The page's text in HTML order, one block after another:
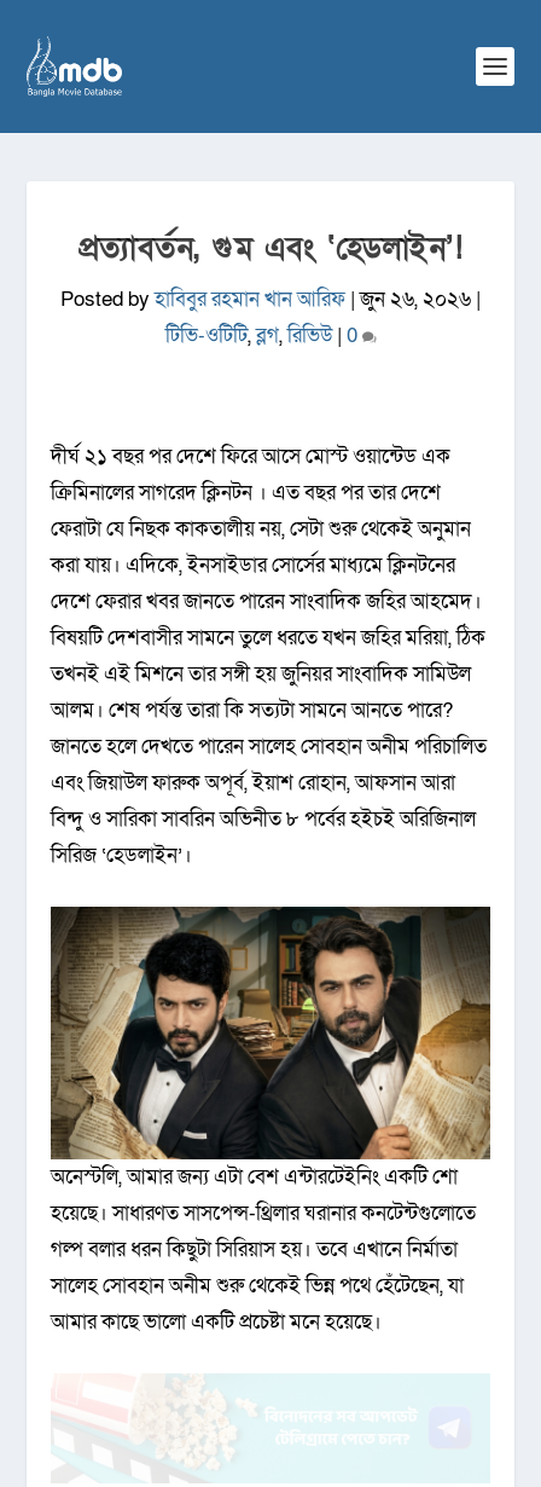
প্রত্যাবর্তন, গুম এবং ‘হেডলাইন’!
Posted byহাবিবুর রহমান খান আরিফ |জুন ২৬, ২০২৬ |
টিভি-ওটিটি,ব্লগ,রিভিউ| 0
দীর্ঘ ২১ বছর পর দেশে ফিরে আসে মোস্ট ওয়ান্টেড এক
ক্রিমিনালের সাগরেদ ক্লিনটন । এত বছর পর তার দেশে
ফেরাটা যে নিছক কাকতালীয় নয়, সেটা শুরু থেকেই অনুমান
করা যায়। এদিকে, ইনসাইডার সোর্সের মাধ্যমে ক্লিনটনের
দেশে ফেরার খবর জানতে পারেন সাংবাদিক জহির আহমেদ।
বিষয়টি দেশবাসীর সামনে তুলে ধরতে যখন জহির মরিয়া, ঠিক
তখনই এই মিশনে তার সঙ্গী হয় জুনিয়র সাংবাদিক সামিউল
আলম। শেষ পর্যন্ত তারা কি সত্যটা সামনে আনতে পারে?
জানতে হলে দেখতে পারেন সালেহ সোবহান অনীম পরিচালিত
এবং জিয়াউল ফারুক অপূর্ব, ইয়াশ রোহান, আফসান আরা
বিন্দু ও সারিকা সাবরিন অভিনীত ৮ পর্বের হইচই অরিজিনাল
সিরিজ ‘হেডলাইন’।
অনেস্টলি, আমার জন্য এটা বেশ এন্টারটেইনিং একটি শো
হয়েছে। সাধারণত সাসপেন্স-থ্রিলার ঘরানার কনটেন্টগুলোতে
গল্প বলার ধরন কিছুটা সিরিয়াস হয়। তবে এখানে নির্মাতা
সালেহ সোবহান অনীম শুরু থেকেই ভিন্ন পথে হেঁটেছেন, যা
আমার কাছে ভালো একটি প্রচেষ্টা মনে হয়েছে।